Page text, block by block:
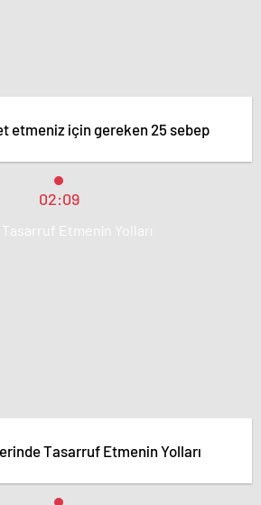
etmeniz için gereken 25 sebep
02:09
Tasarruf Etmenin Yolları